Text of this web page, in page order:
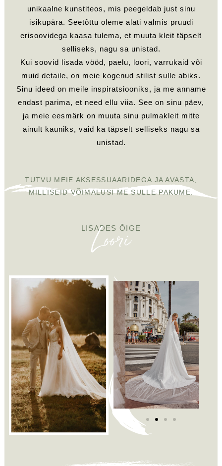
unikaalne kunstiteos, mis peegeldab just sinu
isikupära. Seetõttu oleme alati valmis pruudi
erisoovidega kaasa tulema, et muuta kleit täpselt
selliseks, nagu sa unistad.
Kui soovid lisada vööd, paelu, loori, varrukaid või
muid detaile, on meie kogenud stilist sulle abiks.
Sinu ideed on meile inspiratsiooniks, ja me anname
endast parima, et need ellu viia. See on sinu päev,
ja meie eesmärk on muuta sinu pulmakleit mitte
ainult kauniks, vaid ka täpselt selliseks nagu sa
unistad.
TUTVU MEIE AKSESSUAARIDEGA JA AVASTA,
MILLISEID VÕIMALUSI ME SULLE PAKUME.
LISADES ÕIGE
Loori